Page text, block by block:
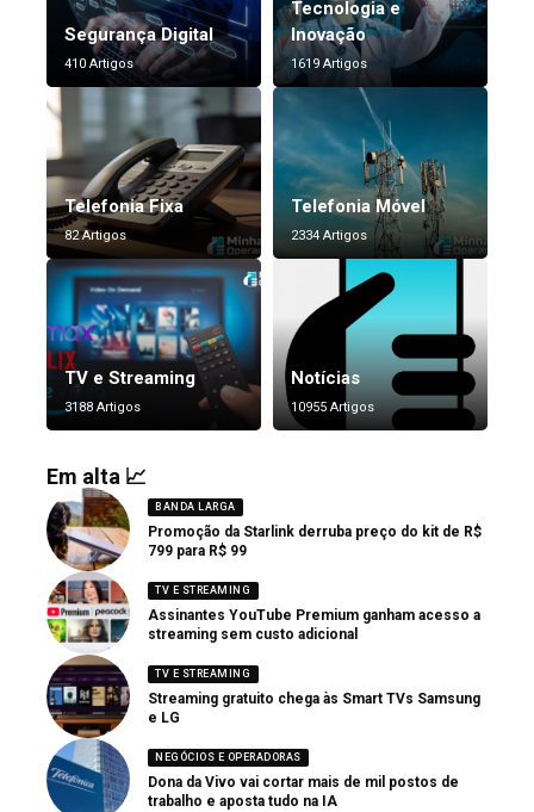
Segurança Digital
410 Artigos
Tecnologia e
Inovação
1619 Artigos
Telefonia Fixa
82 Artigos
Telefonia Móvel
2334 Artigos
TV e Streaming
3188 Artigos
Notícias
10955 Artigos
Em alta 📈
BANDA LARGA
Promoção da Starlink derruba preço do kit de R$
799 para R$ 99
TV E STREAMING
Assinantes YouTube Premium ganham acesso a
streaming sem custo adicional
TV E STREAMING
Streaming gratuito chega às Smart TVs Samsung
e LG
NEGÓCIOS E OPERADORAS
Dona da Vivo vai cortar mais de mil postos de
trabalho e aposta tudo na IA